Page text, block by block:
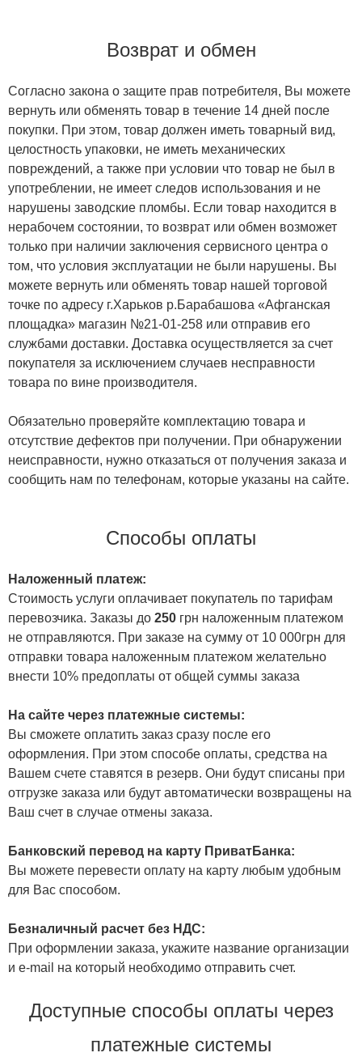
Возврат и обмен
Согласно закона о защите прав потребителя, Вы можете
вернуть или обменять товар в течение 14 дней после
покупки. При этом, товар должен иметь товарный вид,
целостность упаковки, не иметь механических
повреждений, а также при условии что товар не был в
употреблении, не имеет следов использования и не
нарушены заводские пломбы. Если товар находится в
нерабочем состоянии, то возврат или обмен возможет
только при наличии заключения сервисного центра о
том, что условия эксплуатации не были нарушены. Вы
можете вернуть или обменять товар нашей торговой
точке по адресу г.Харьков р.Барабашова «Афганская
площадка» магазин №21-01-258 или отправив его
службами доставки. Доставка осуществляется за счет
покупателя за исключением случаев несправности
товара по вине производителя.
Обязательно проверяйте комплектацию товара и
отсутствие дефектов при получении. При обнаружении
неисправности, нужно отказаться от получения заказа и
сообщить нам по телефонам, которые указаны на сайте.
Способы оплаты
Наложенный платеж:
Стоимость услуги оплачивает покупатель по тарифам
перевозчика. Заказы до 250 грн наложенным платежом
не отправляются. При заказе на сумму от 10 000грн для
отправки товара наложенным платежом желательно
внести 10% предоплаты от общей суммы заказа
На сайте через платежные системы:
Вы сможете оплатить заказ сразу после его
оформления. При этом способе оплаты, средства на
Вашем счете ставятся в резерв. Они будут списаны при
отгрузке заказа или будут автоматически возвращены на
Ваш счет в случае отмены заказа.
Банковский перевод на карту ПриватБанка:
Вы можете перевести оплату на карту любым удобным
для Вас способом.
Безналичный расчет без НДС:
При оформлении заказа, укажите название организации
и e-mail на который необходимо отправить счет.
Доступные способы оплаты через
платежные системы